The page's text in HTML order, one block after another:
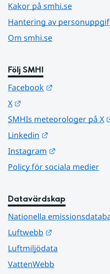
Kakor på smhi.se
Hantering av
Om smhi.se
Följ SMHI
Facebook
X
SMHIs meteorologer på X
Linkedin
Instagram
Policy för sociala medier
Datavärdskap
Nationella
Luftwebb
Luftmiljödata
VattenWebb